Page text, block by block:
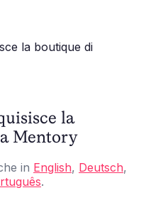
la boutique di
la
Mentory
in English, Deutsch,
.